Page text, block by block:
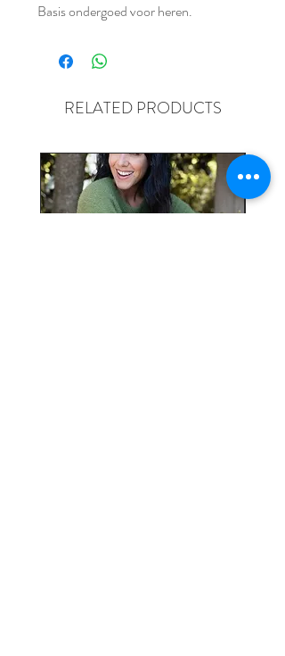
Basis ondergoed voor heren.
Verkrijgbaar in drie kleuren: wit, grijs en
zwart.
Levertijd: 2-10 werkdagen
RELATED PRODUCTS